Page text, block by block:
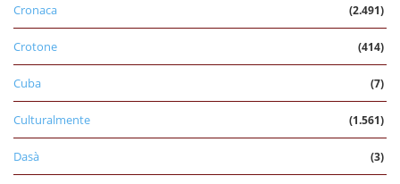
Cronaca (2.491)
Crotone (414)
Cuba (7)
Culturalmente (1.561)
Dasà (3)